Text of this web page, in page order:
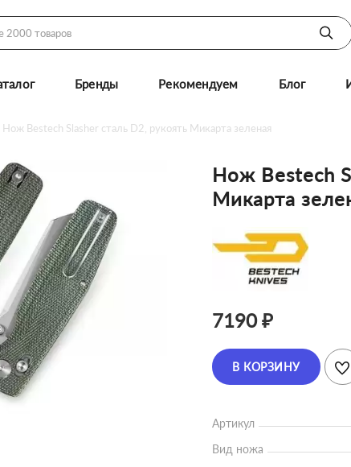
Бренды Рекомендуем Блог
Нож Bestech Slasher сталь D2, рукоять Микарта зеленая
Нож Bestech
Микарта
7190 ₽
В КОРЗИНУ
Артикул
Вид ножа